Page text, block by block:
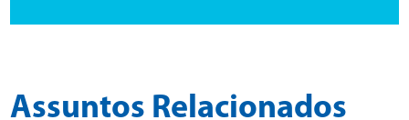
Assuntos Relacionados